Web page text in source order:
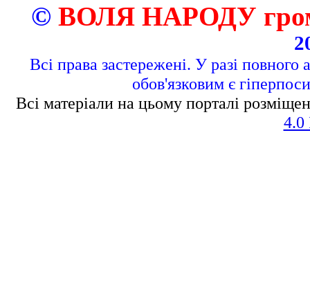
© ВОЛЯ НАРОДУ
Всі права застережені. У разі повного
обов'язковим є
Всі матеріали на цьому порталі
4.0